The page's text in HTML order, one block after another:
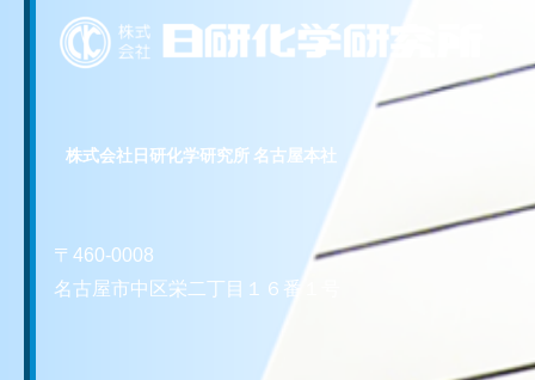
株式会社日研化学研究所 名古屋本社
〒460-0008
名古屋市中区栄二丁目１６番１号